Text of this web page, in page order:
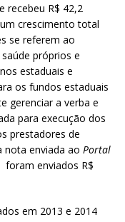
recebeu R$ 42,2
crescimento total
se referem ao
próprios e
estaduais e
os fundos estaduais
gerenciar a verba e
para execução dos
prestadores de
nota enviada ao Portal
enviados R$
em 2013 e 2014